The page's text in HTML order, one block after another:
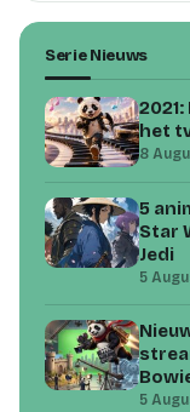
Serie Nieuws
het
8
5
Star
Jedi
5
5